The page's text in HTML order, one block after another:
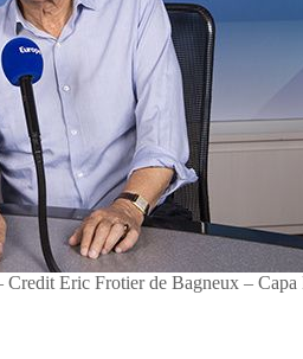
Eric Frotier de Bagneux – Capa